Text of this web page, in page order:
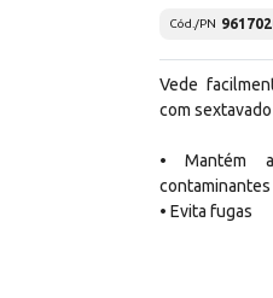
Cód./PN
Vede
com
• Mantém
• Evita fugas